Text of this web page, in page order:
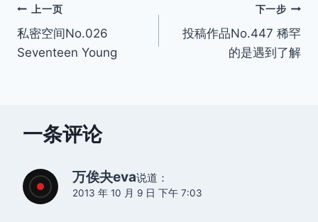
文
章
上一页
私密空间No.026
Seventeen Young
下一步
投稿作品No.447 稀罕
的是遇到了解
一条评论
万俟夬eva说道：
2013 年 10 月 9 日 下午 7:03